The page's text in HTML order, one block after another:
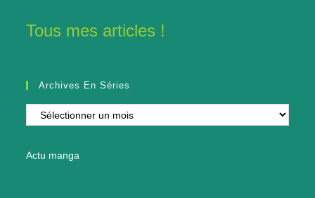
Tous mes articles !
Archives En Séries
Archives
en
Actu manga